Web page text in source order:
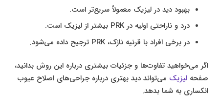
بهبود دید در لیزیک معمولاً سریع‌تر است.
درد و ناراحتی اولیه در PRK بیشتر از لیزیک است.
در برخی افراد با قرنیه نازک، PRK ترجیح داده می‌شود.
اگر می‌خواهید تفاوت‌ها و جزئیات بیشتری درباره این روش بدانید،
صفحهلیزیک می‌تواند دید بهتری درباره جراحی‌های اصلاح عیوب
انکساری به شما بدهد.